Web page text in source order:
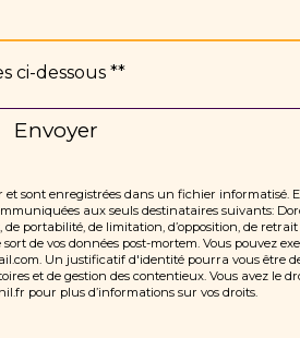
ci-dessous **
Envoyer
sont enregistrées dans un fichier informatisé.
aux seuls destinataires suivants:
de portabilité, de limitation, d’opposition, de
de vos données post-mortem. Vous pouvez
Un justificatif d'identité pourra vous être
et de gestion des contentieux. Vous avez le
pour plus d’informations sur vos droits.